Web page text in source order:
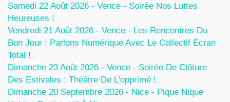
Samedi 22 Août 2026 - Vence - Soirée Nos Luttes
Heureuses !
Vendredi 21 Août 2026 - Vence - Les Rencontres Du
Bon Jour : Parlons Numérique Avec Le Collectif Écran
Total !
Dimanche 23 Août 2026 - Vence - Soirée De Clôture
Des Estivales : Théâtre De L'opprimé !
Dimanche 20 Septembre 2026 - Nice - Pique Nique